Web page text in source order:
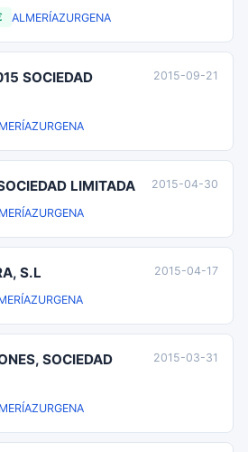
ALMERÍAZURGENA
SOCIEDAD
ZURGENA
2015-09-21
LIMITADA
ZURGENA
2015-04-30
S.L
ZURGENA
2015-04-17
SOCIEDAD
ZURGENA
2015-03-31